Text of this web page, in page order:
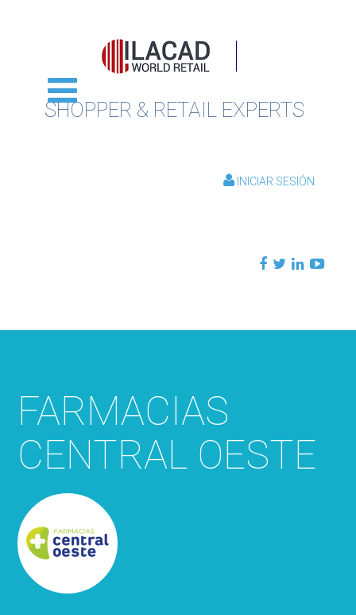
SHOPPER & RETAIL EXPERTS
INICIAR SESIÓN
FARMACIAS
CENTRAL OESTE